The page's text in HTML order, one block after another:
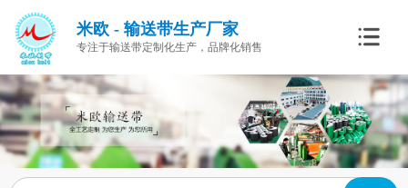
米欧 - 输送带生产厂家
专注于输送带定制化生产，品牌化销售